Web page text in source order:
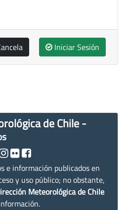
Iniciar Sesión
de Chile -
e información publicados en
y uso público; no obstante,
Meteorológica de Chile